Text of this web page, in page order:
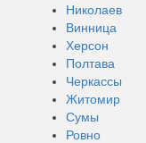
Николаев
Винница
Херсон
Полтава
Черкассы
Житомир
Сумы
Ровно